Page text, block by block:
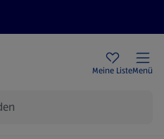
Meine ListeMenü